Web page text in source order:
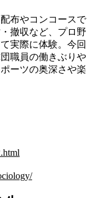
布やコンコースで
撤収など、プロ野
実際に体験。今回
職員の働きぶりや
ーツの奥深さや楽